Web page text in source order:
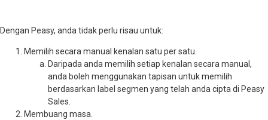
Dengan Peasy, anda tidak perlu risau untuk:
Memilih secara manual kenalan satu per satu.
Daripada anda memilih setiap kenalan secara manual,
anda boleh menggunakan tapisan untuk memilih
berdasarkan label segmen yang telah anda cipta di Peasy
Sales.
Membuang masa.